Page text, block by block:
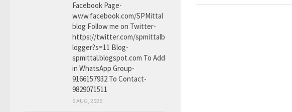
Facebook Page-
www.facebook.com/SPMittal
blog Follow me on Twitter-
https://twitter.com/spmittalb
logger?s=11 Blog-
spmittal.blogspot.com To Add
in WhatsApp Group-
9166157932 To Contact-
9829071511
6 AUG, 2026